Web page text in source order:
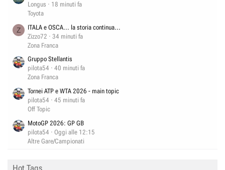
Longus
18 minuti fa
Toyota
Z
ITALA e OSCA... la storia continua...
Zizzo72
34 minuti fa
Zona Franca
Gruppo Stellantis
pilota54
40 minuti fa
Zona Franca
Tornei ATP e WTA 2026 - main topic
pilota54
45 minuti fa
Off Topic
MotoGP 2026: GP GB
pilota54
Oggi alle 12:15
Altre Gare/Campionati
Hot Tags